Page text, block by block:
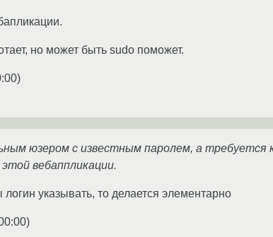
но может быть sudo поможет.
)
юзером с известным паролем, а
вебаппликации.
указывать, то делается элементарно
)